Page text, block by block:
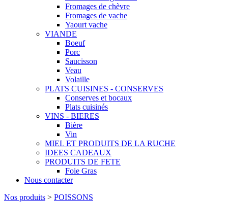
Fromages de chèvre
Fromages de vache
Yaourt vache
VIANDE
Boeuf
Porc
Saucisson
Veau
Volaille
PLATS CUISINES - CONSERVES
Conserves et bocaux
Plats cuisinés
VINS - BIERES
Bière
Vin
MIEL ET PRODUITS DE LA RUCHE
IDEES CADEAUX
PRODUITS DE FETE
Foie Gras
Nous contacter
Nos produits > POISSONS